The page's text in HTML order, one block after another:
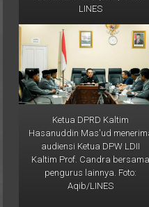
Ketua DPRD Kaltim
Hasanuddin Mas'ud menerima
audiensi Ketua DPW LDII
Kaltim Prof. Candra bersama
pengurus lainnya. Foto:
Aqib/LINES